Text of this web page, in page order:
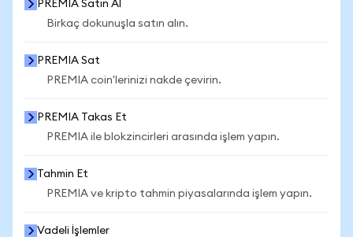
PREMIA Satın Al
Birkaç dokunuşla satın alın.
PREMIA Sat
PREMIA coin'lerinizi nakde çevirin.
PREMIA Takas Et
PREMIA ile blokzincirleri arasında işlem yapın.
Tahmin Et
PREMIA ve kripto tahmin piyasalarında işlem yapın.
Vadeli İşlemler